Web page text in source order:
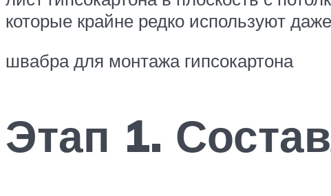
которые крайне редко используют
швабра для монтажа гипсокартона
Этап 1.